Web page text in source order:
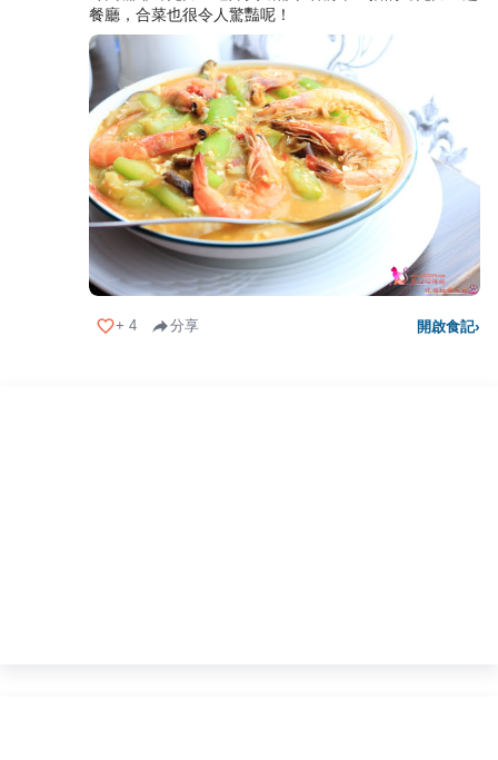
餐廳，合菜也很令人驚豔呢！
+ 4 分享 開啟食記›